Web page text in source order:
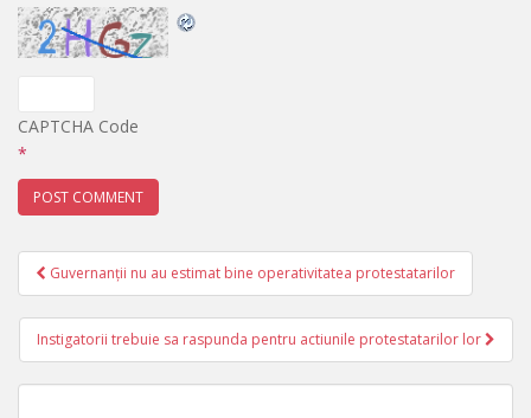
CAPTCHA Code
*
Post navigation
Guvernanții nu au estimat bine operativitatea protestatarilor
Instigatorii trebuie sa raspunda pentru actiunile protestatarilor lor